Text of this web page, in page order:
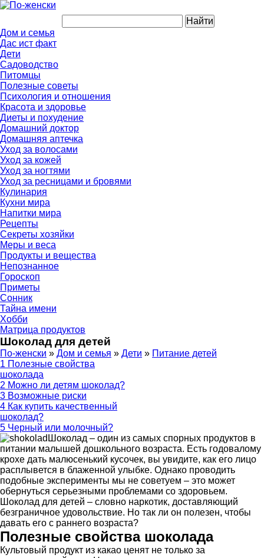
Дом и семья
Дас ист факт
Дети
Садоводство
Питомцы
Полезные советы
Психология и отношения
Красота и здоровье
Диеты и похудение
Домашний доктор
Домашняя аптечка
Уход за волосами
Уход за кожей
Уход за ногтями
Уход за ресницами и бровями
Кулинария
Кухни мира
Напитки мира
Рецепты
Секреты хозяйки
Меры и веса
Продукты и вещества
Непознанное
Гороскоп
Приметы
Сонник
Тайна имени
Хобби
Матрица продуктов
Шоколад для детей
По-женски » Дом и семья » Дети » Питание детей
1 Полезные свойства
шоколада
2 Можно ли детям шоколад?
3 Возможные риски
4 Как купить качественный
шоколад?
5 Черный или молочный?
Шоколад – один из самых спорных продуктов в
питании малышей дошкольного возраста. Есть годовалому
крохе дать малюсенький кусочек, вы увидите, как его лицо
расплывется в блаженной улыбке. Однако проводить
подобные эксперименты мы не советуем – это может
обернуться серьезными проблемами со здоровьем.
Шоколад для детей – словно наркотик, доставляющий
безграничное удовольствие. Но так ли он полезен, чтобы
давать его с раннего возраста?
Полезные свойства шоколада
Культовый продукт из какао ценят не только за